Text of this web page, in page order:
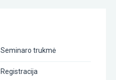
Seminaro trukmė
Registracija